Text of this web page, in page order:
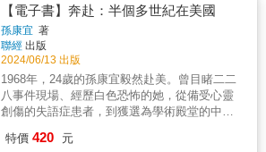
林斯頓大學到耶魯大學，化育春風，桃李天
下。《奔赴：半個多世紀在美國》是孫康宜的
回憶錄，記錄了其半生歷程，除如何面對人生
困境，奮發前進，也留下學術研究、人際社
交、家世考掘、日常生活等完整面向，以及與
諸多學界、文壇的人物交往，諸如費正清、高
友工、傅漢思、余英時、施蟄存、葉嘉瑩、張
充和、白先勇、蘇珊．桑塔格、露伊絲．葛綠
珂……等，皆為雪泥一痕時代鴻爪。雖題為
【電子書】奔赴：半個多世紀在美國
孫康宜 著
聯經 出版
2024/06/13 出版
1968年，24歲的孫康宜毅然赴美。曾目睹二二
八事件現場、經歷白色恐怖的她，從備受心靈
創傷的失語症患者，到獲選為學術殿堂的中研
總有遭逢困厄的時候，孫康宜仍勇敢前行，
特價 420 元